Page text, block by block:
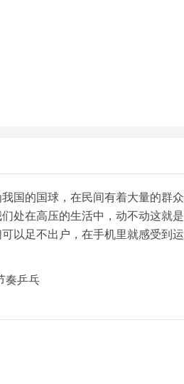
国的国球，在民间有着大量的群
处在高压的生活中，动不动这就
以足不出户，在手机里就感受到运